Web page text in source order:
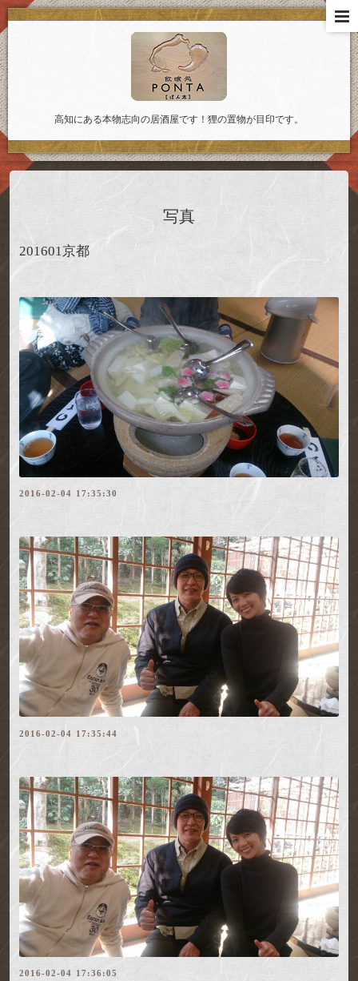
高知にある本物志向の居酒屋です！狸の置物が目印です。
写真
201601京都
2016-02-04 17:35:30
2016-02-04 17:35:44
2016-02-04 17:36:05